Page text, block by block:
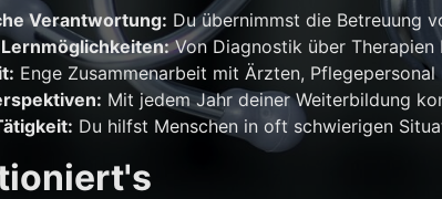
Verantwortung: Du übernimmst die Betreuung
Von Diagnostik über Therapien
Enge Zusammenarbeit mit Ärzten, Pflegepersonal
Mit jedem Jahr deiner Weiterbildung
Du hilfst Menschen in oft schwierigen